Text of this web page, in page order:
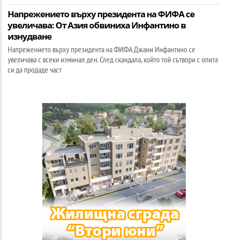
Напрежението върху президента на ФИФА се
увеличава: От Азия обвиниха Инфантино в
изнудване
Напрежението върху президента на ФИФА Джани Инфантино се
увеличава с всеки изминал ден. След скандала, който той сътвори с опита
си да продаде част